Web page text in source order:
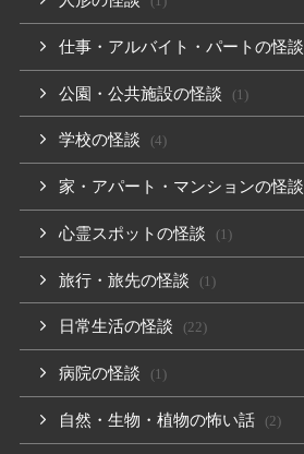
仕事・アルバイト・パートの怪談
公園・公共施設の怪談 (1)
学校の怪談 (4)
家・アパート・マンションの怪談
心霊スポットの怪談 (1)
旅行・旅先の怪談 (1)
日常生活の怪談 (22)
病院の怪談 (1)
自然・生物・植物の怖い話 (2)